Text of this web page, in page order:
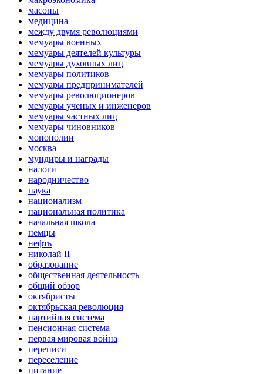
масоны
медицина
между двумя революциями
мемуары военных
мемуары деятелей культуры
мемуары духовных лиц
мемуары политиков
мемуары предпринимателей
мемуары революционеров
мемуары ученых и инженеров
мемуары частных лиц
мемуары чиновников
монополии
москва
мундиры и награды
налоги
народничество
наука
национализм
национальная политика
начальная школа
немцы
нефть
николай II
образование
общественная деятельность
общий обзор
октябристы
октябрьская революция
партийная система
пенсионная система
первая мировая война
переписи
переселение
питание